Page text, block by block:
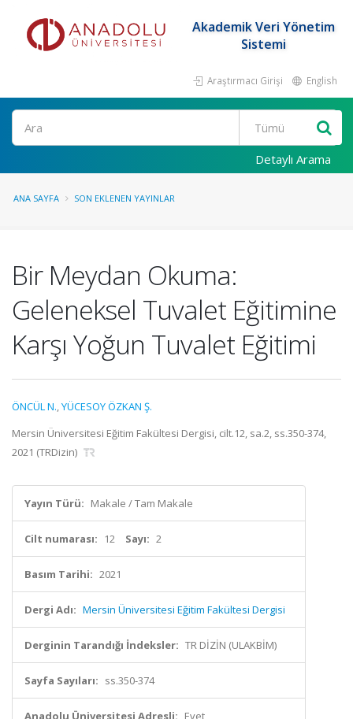
Akademik Veri Yönetim
Sistemi
Araştırmacı Girişi English
Ara
Detaylı Arama
ANA SAYFA SON EKLENEN YAYINLAR
Bir Meydan Okuma:
Geleneksel Tuvalet Eğitimine
Karşı Yoğun Tuvalet Eğitimi
ÖNCÜL N.,YÜCESOY ÖZKAN Ş.
Mersin Üniversitesi Eğitim Fakültesi Dergisi, cilt.12, sa.2, ss.350-374,
2021 (TRDizin)
Yayın Türü: Makale / Tam Makale
Cilt numarası: 12 Sayı: 2
Basım Tarihi: 2021
Dergi Adı: Mersin Üniversitesi Eğitim Fakültesi Dergisi
Derginin Tarandığı İndeksler: TR DİZİN (ULAKBİM)
Sayfa Sayıları: ss.350-374
Anadolu Üniversitesi Adresli: Evet